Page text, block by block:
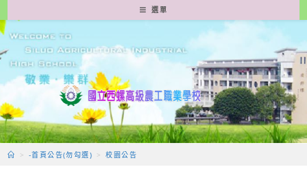
轉
至
要
容
選單
> -首頁公告(勿勾選) > 校園公告